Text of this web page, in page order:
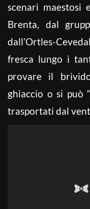
scenari
Brenta, dal
dall’Ortles-
fresca lungo i
provare il
ghiaccio o si può
trasportati dal